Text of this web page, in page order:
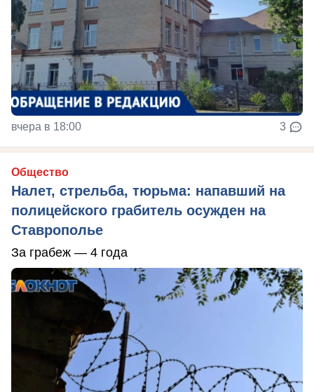
вчера в 18:00 3
Общество
Налет, стрельба, тюрьма: напавший на
полицейского грабитель осужден на
Ставрополье
За грабеж — 4 года